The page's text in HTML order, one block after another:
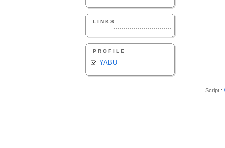
LINKS
PROFILE
YABU
Script :